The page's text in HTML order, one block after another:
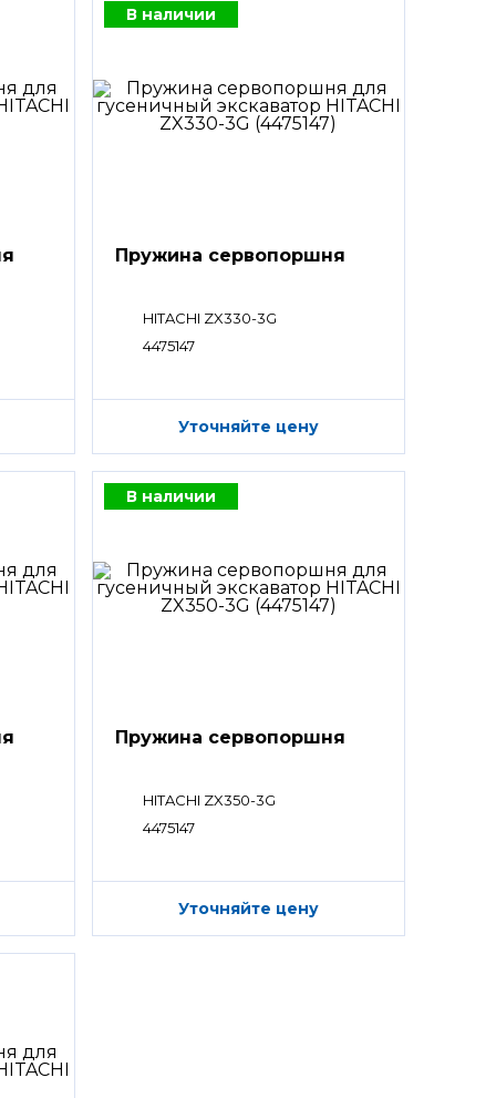
В наличии
Пружина сервопоршня
HITACHI ZX330-3G
4475147
Уточняйте цену
В наличии
Пружина сервопоршня
HITACHI ZX350-3G
4475147
Уточняйте цену